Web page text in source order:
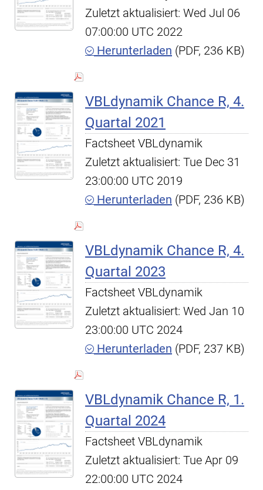
Zuletzt aktualisiert: Wed Jul 06
07:00:00 UTC 2022
Herunterladen (PDF, 236 KB)
VBLdynamik Chance R, 4.
Quartal 2021
Factsheet VBLdynamik
Zuletzt aktualisiert: Tue Dec 31
23:00:00 UTC 2019
Herunterladen (PDF, 236 KB)
VBLdynamik Chance R, 4.
Quartal 2023
Factsheet VBLdynamik
Zuletzt aktualisiert: Wed Jan 10
23:00:00 UTC 2024
Herunterladen (PDF, 237 KB)
VBLdynamik Chance R, 1.
Quartal 2024
Factsheet VBLdynamik
Zuletzt aktualisiert: Tue Apr 09
22:00:00 UTC 2024